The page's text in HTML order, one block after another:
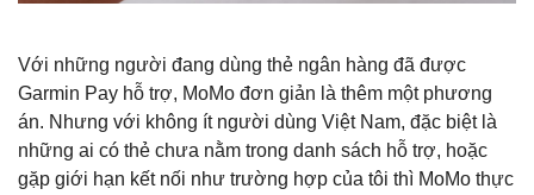
Với những người đang dùng thẻ ngân hàng đã được
Garmin Pay hỗ trợ, MoMo đơn giản là thêm một phương
án. Nhưng với không ít người dùng Việt Nam, đặc biệt là
những ai có thẻ chưa nằm trong danh sách hỗ trợ, hoặc
gặp giới hạn kết nối như trường hợp của tôi thì MoMo thực